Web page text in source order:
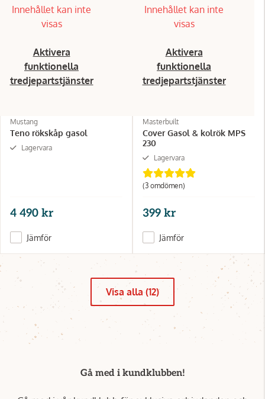
Innehållet kan inte
visas
Aktivera
funktionella
tredjepartstjänster
Mustang
Teno rökskåp gasol
Lagervara
4 490 kr
Jämför
Innehållet kan inte
visas
Aktivera
funktionella
tredjepartstjänster
Masterbuilt
Cover Gasol & kolrök MPS
230
Lagervara
(3 omdömen)
399 kr
Jämför
Visa alla (12)
Gå med i kundklubben!